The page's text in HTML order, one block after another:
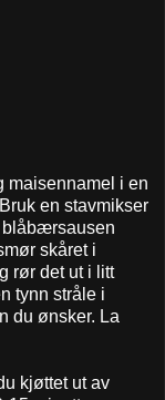
maisennamel i en
en stavmikser
skåret i
rør det ut i litt
tynn stråle i
du ønsker. La
kjøttet ut av